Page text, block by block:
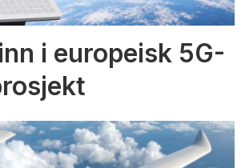
i europeisk 5G-